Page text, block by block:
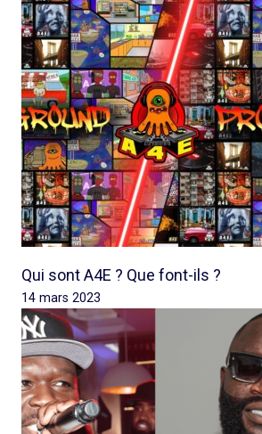
Qui sont A4E ? Que font-ils ?
14 mars 2023